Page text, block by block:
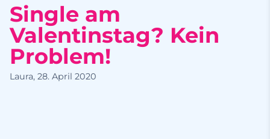
Single am
Valentinstag? Kein
Problem!
Laura, 28. April 2020